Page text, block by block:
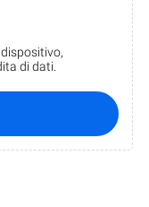
di dati.